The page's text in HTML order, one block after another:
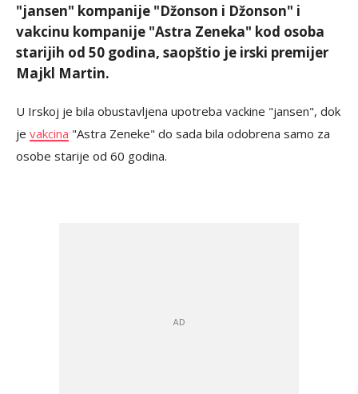
"jansen" kompanije "Džonson i Džonson" i
vakcinu kompanije "Astra Zeneka" kod osoba
starijih od 50 godina, saopštio je irski premijer
Majkl Martin.
U Irskoj je bila obustavljena upotreba vackine "jansen", dok
je vakcina "Astra Zeneke" do sada bila odobrena samo za
osobe starije od 60 godina.